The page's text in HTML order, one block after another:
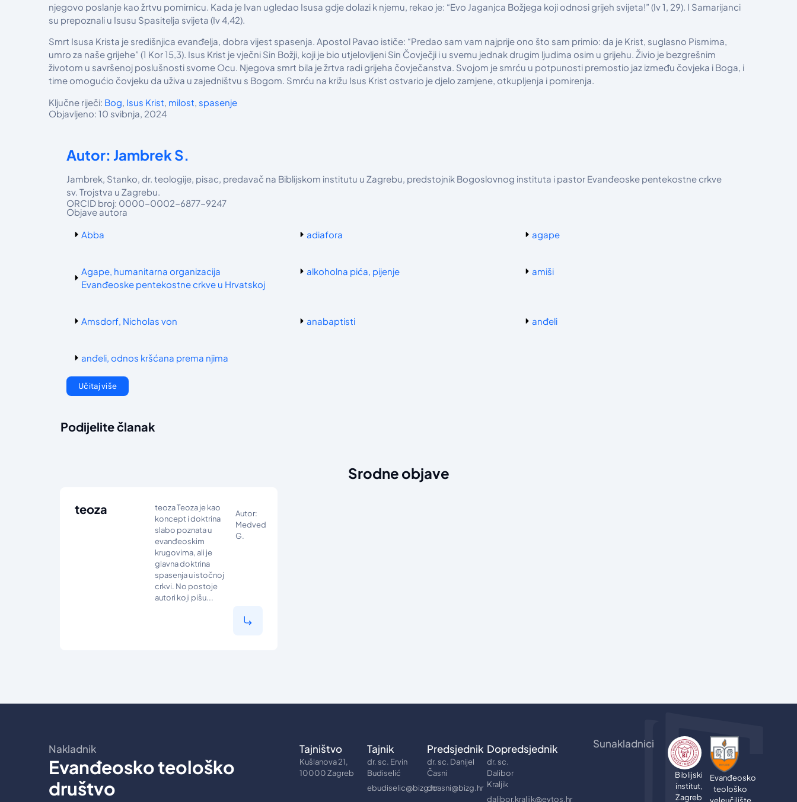
njegovo poslanje kao žrtvu pomirnicu. Kada je Ivan ugledao Isusa gdje dolazi k njemu, rekao je: “Evo Jaganjca Božjega koji odnosi grijeh svijeta!” (Iv 1, 29). I Samarijanci
su prepoznali u Isusu Spasitelja svijeta (Iv 4,42).
Smrt Isusa Krista je središnjica evanđelja, dobra vijest spasenja. Apostol Pavao ističe: “Predao sam vam najprije ono što sam primio: da je Krist, suglasno Pismima,
umro za naše grijehe” (1 Kor 15,3). Isus Krist je vječni Sin Božji, koji je bio utjelovljeni Sin Čovječji i u svemu jednak drugim ljudima osim u grijehu. Živio je bezgrešnim
životom u savršenoj poslušnosti svome Ocu. Njegova smrt bila je žrtva radi grijeha čovječanstva. Svojom je smrću u potpunosti premostio jaz između čovjeka i Boga, i
time omogućio čovjeku da uživa u zajedništvu s Bogom. Smrću na križu Isus Krist ostvario je djelo zamjene, otkupljenja i pomirenja.
Ključne riječi: Bog Isus Krist milost spasenje
Objavljeno: 10 svibnja, 2024
Autor: Jambrek S.
Jambrek, Stanko, dr. teologije, pisac, predavač na Biblijskom institutu u Zagrebu, predstojnik Bogoslovnog instituta i pastor Evanđeoske pentekostne crkve
sv. Trojstva u Zagrebu.
ORCID broj: 0000-0002-6877-9247
Objave autora
Abba
adiafora agape
Agape, humanitarna organizacija
Evanđeoske pentekostne crkve u Hrvatskoj
alkoholna pića, pijenje amiši
Amsdorf, Nicholas von anabaptisti anđeli
anđeli, odnos kršćana prema njima
Učitaj više
Podijelite članak
Srodne objave
teoza
teoza Teoza je kao
koncept i doktrina
slabo poznata u
evanđeoskim
krugovima, ali je
glavna doktrina
spasenja u istočnoj
crkvi. No postoje
autori koji pišu...
Autor:
Medved
G.
Nakladnik
Evanđeosko teološko
društvo
Tajništvo
Kušlanova 21,
10000 Zagreb
Tajnik
dr. sc. Ervin
Budiselić
ebudiselic@bizg.hr
Predsjednik
dr. sc. Danijel
Časni
dcasni@bizg.hr
Dopredsjednik
dr. sc.
Dalibor
Kraljik
dalibor.kraljik@evtos.hr
Sunakladnici
Biblijski
institut,
Zagreb
Evanđeosko
teološko
veleučilište,